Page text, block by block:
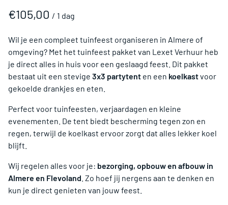
/
Wil je een compleet tuinfeest organiseren in Almere of
omgeving? Met het tuinfeest pakket van Lexet Verhuur heb
je direct alles in huis voor een geslaagd feest. Dit pakket
bestaat uit een stevige 3x3 partytent en een koelkastvoor
gekoelde drankjes en eten.
Perfect voor tuinfeesten, verjaardagen en kleine
evenementen. De tent biedt bescherming tegen zon en
regen, terwijl de koelkast ervoor zorgt dat alles lekker koel
blijft.
Wij regelen alles voor je: bezorging, opbouw en afbouw in
Almere en Flevoland . Zo hoef jij nergens aan te denken en
kun je direct genieten van jouw feest.